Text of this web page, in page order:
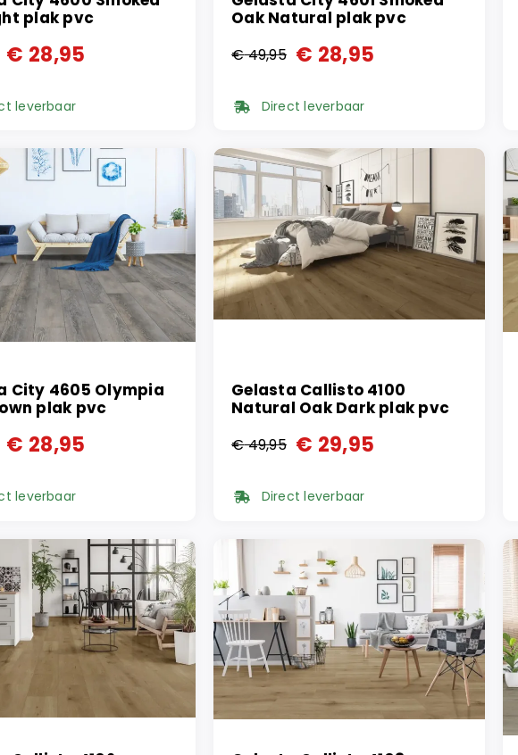
plak pvc
€ 28,95
leverbaar
Oak Natural plak pvc
€49,95
Oorspronkelijke
prijs
€ 49,95.
€ 28,95
Huidige
prijs
€ 28,95.
Direct leverbaar
City 4605 Olympia
plak pvc
€ 28,95
leverbaar
Gelasta Callisto 4100
Natural Oak Dark plak pvc
€49,95
Oorspronkelijke
prijs
€ 49,95.
€ 29,95
Huidige
prijs
€ 29,95.
Direct leverbaar